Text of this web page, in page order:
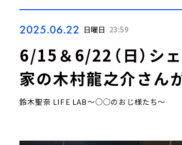
2025.06.22 日曜日 23:59
6/15＆6/22（日）シ
家の木村龍之介さん
鈴木聖奈 LIFE LAB～○○のおじ様たち～